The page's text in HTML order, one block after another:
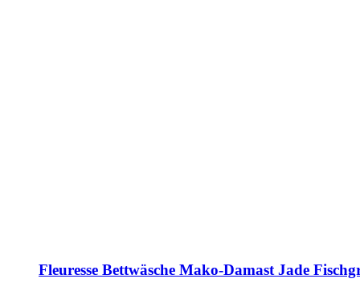
Fleuresse Bettwäsche Mako-Damast Jade